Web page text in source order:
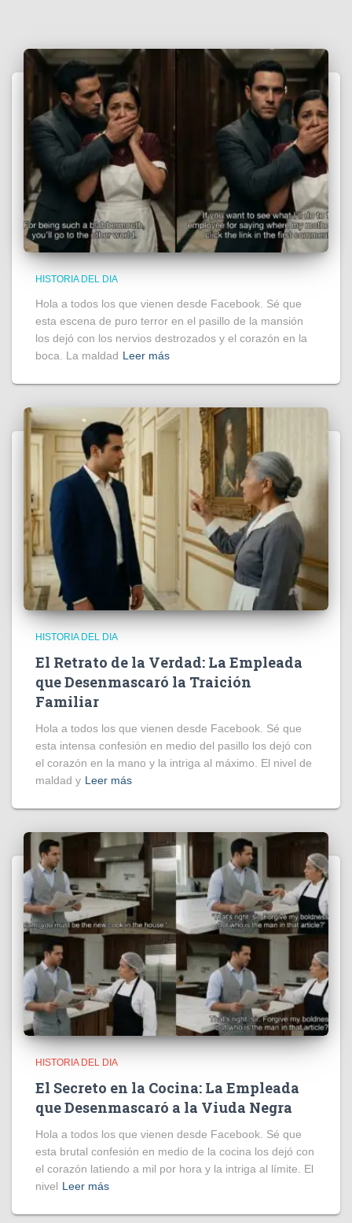
HISTORIA DEL DIA
Hola a todos los que vienen desde Facebook. Sé que
esta escena de puro terror en el pasillo de la mansión
los dejó con los nervios destrozados y el corazón en la
boca. La maldad Leer más
HISTORIA DEL DIA
El Retrato de la Verdad: La Empleada
que Desenmascaró la Traición
Familiar
Hola a todos los que vienen desde Facebook. Sé que
esta intensa confesión en medio del pasillo los dejó con
el corazón en la mano y la intriga al máximo. El nivel de
maldad y Leer más
HISTORIA DEL DIA
El Secreto en la Cocina: La Empleada
que Desenmascaró a la Viuda Negra
Hola a todos los que vienen desde Facebook. Sé que
esta brutal confesión en medio de la cocina los dejó con
el corazón latiendo a mil por hora y la intriga al límite. El
nivel Leer más